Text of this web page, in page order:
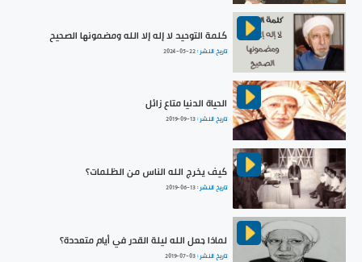
كلمة التوحيد لا إله إلا الله ومضمونها الصحيح
تاريخ النشر :2024-05-22
الحياة الدنيا متاع زائل
تاريخ النشر :2019-09-13
كيف يخرج الله الناس من الظلمات؟
تاريخ النشر :2019-06-13
لماذا جعل الله ليلة القدر في أيام متعددة؟
تاريخ النشر :2019-07-03